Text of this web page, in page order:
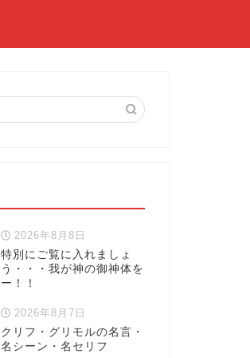
2026年8月8日
特別にご覧に入れましょ
う・・・我が神の御神体を
ー！！
2026年8月7日
クリフ・グリモルの名言・
名シーン・名セリフ